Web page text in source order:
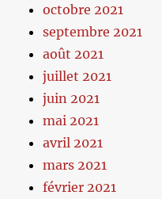
octobre 2021
septembre 2021
août 2021
juillet 2021
juin 2021
mai 2021
avril 2021
mars 2021
février 2021